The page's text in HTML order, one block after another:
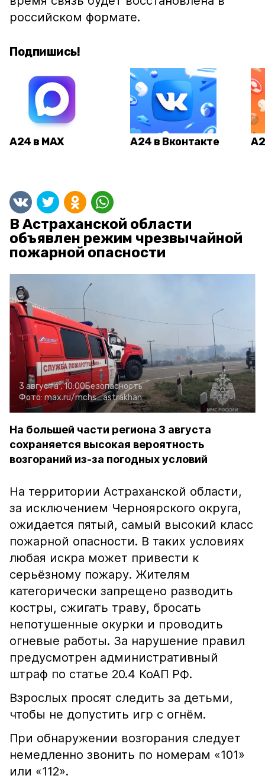
российском формате.
Подпишись!
А24 в MAX А24 в Вконтакте
В Астраханской области
объявлен режим чрезвычайной
пожарной опасности
3 августа , 10:00Безопасность
Фото: max.ru/mchs_astrakhan
На большей части региона 3 августа
сохраняется высокая вероятность
возгораний из-за погодных условий
На территории Астраханской области,
за исключением Черноярского округа,
ожидается пятый, самый высокий класс
пожарной опасности. В таких условиях
любая искра может привести к
серьёзному пожару. Жителям
категорически запрещено разводить
костры, сжигать траву, бросать
непотушенные окурки и проводить
огневые работы. За нарушение правил
предусмотрен административный
штраф по статье 20.4 КоАП РФ.
Взрослых просят следить за детьми,
чтобы не допустить игр с огнём.
При обнаружении возгорания следует
немедленно звонить по номерам «101»
или «112».